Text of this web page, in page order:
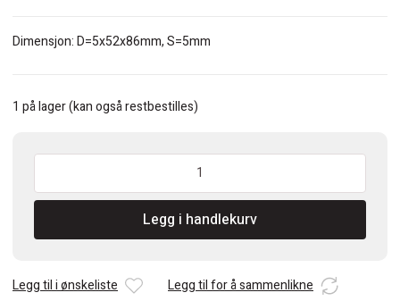
Dimensjon: D=5x52x86mm, S=5mm
1 på lager (kan også restbestilles)
CMT
HSS
antall
Legg i handlekurv
Legg til i ønskeliste Legg til for å sammenlikne